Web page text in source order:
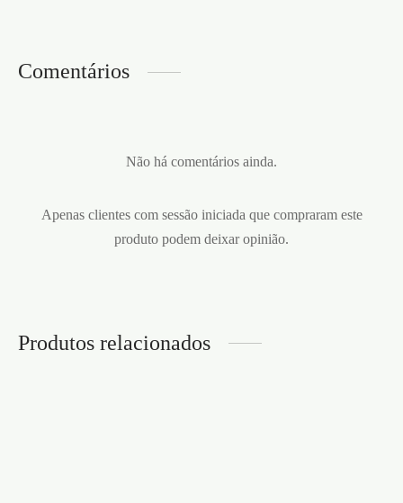
Comentários
Não há comentários ainda.
Apenas clientes com sessão iniciada que compraram este
produto podem deixar opinião.
Produtos relacionados